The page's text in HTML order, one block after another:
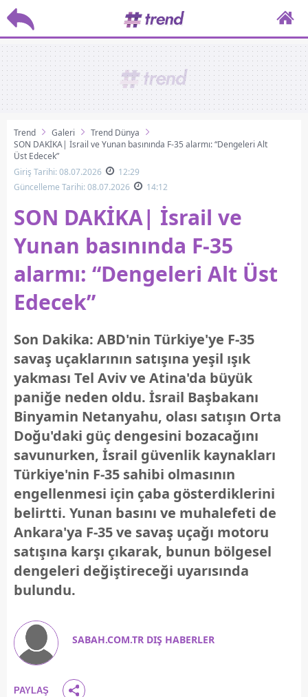
Trend Galeri
Trend Dünya
SON DAKİKA| İsrail ve Yunan basınında F-35 alarmı: “Dengeleri Alt
Üst Edecek”
Giriş Tarihi: 08.07.2026
12:29
Güncelleme Tarihi: 08.07.2026
14:12
SON DAKİKA| İsrail ve
Yunan basınında F-35
alarmı: “Dengeleri Alt Üst
Edecek”
Son Dakika: ABD'nin Türkiye'ye F-35
savaş uçaklarının satışına yeşil ışık
yakması Tel Aviv ve Atina'da büyük
paniğe neden oldu. İsrail Başbakanı
Binyamin Netanyahu, olası satışın Orta
Doğu'daki güç dengesini bozacağını
savunurken, İsrail güvenlik kaynakları
Türkiye'nin F-35 sahibi olmasının
engellenmesi için çaba gösterdiklerini
belirtti. Yunan basını ve muhalefeti de
Ankara'ya F-35 ve savaş uçağı motoru
satışına karşı çıkarak, bunun bölgesel
dengeleri değiştireceği uyarısında
bulundu.
SABAH.COM.TR DIŞ HABERLER
PAYLAŞ